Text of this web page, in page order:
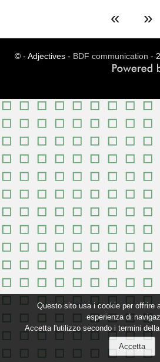
« »
© - Adjectives - BDF communication -
Questo sito usa i cookie per offrire
esperienza di
Accetta l'utilizzo secondo i termini